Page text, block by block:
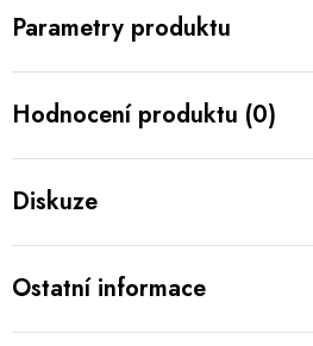
Parametry produktu
Hodnocení produktu (0)
Diskuze
Ostatní informace